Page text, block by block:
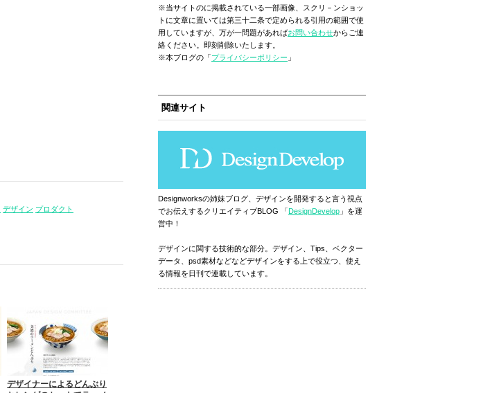
デザイン プロダクト
デザイナーによるどんぶり
※当サイトのに掲載されている一部画像、スクリ－ンショッ
トに文章に置いては第三十二条で定められる引用の範囲で使
用していますが、万が一問題があればお問い合わせからご連
絡ください。即刻削除いたします。
※本ブログの「プライバシーポリシー 」
関連サイト
Designworksの姉妹ブログ、デザインを開発すると言う視点
でお伝えするクリエイティブBLOG 「DesignDevelop 」を運
営中！
デザインに関する技術的な部分。デザイン、Tips、ベクター
データ、psd素材などなどデザインをする上で役立つ、使え
る情報を日刊で連載しています。